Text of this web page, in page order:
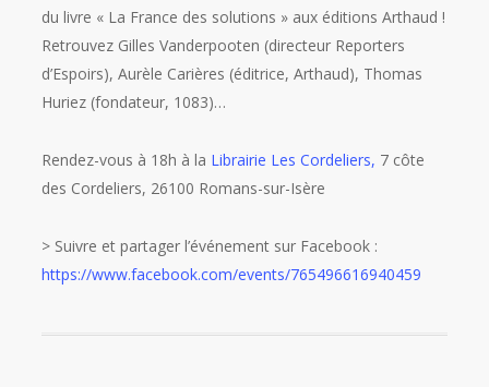
du livre « La France des solutions » aux éditions Arthaud !
Retrouvez Gilles Vanderpooten (directeur Reporters
d’Espoirs), Aurèle Carières (éditrice, Arthaud), Thomas
Huriez (fondateur, 1083)…
Rendez-vous à 18h à la Librairie Les Cordeliers, 7 côte
des Cordeliers, 26100 Romans-sur-Isère
> Suivre et partager l’événement sur Facebook :
https://www.facebook.com/events/765496616940459